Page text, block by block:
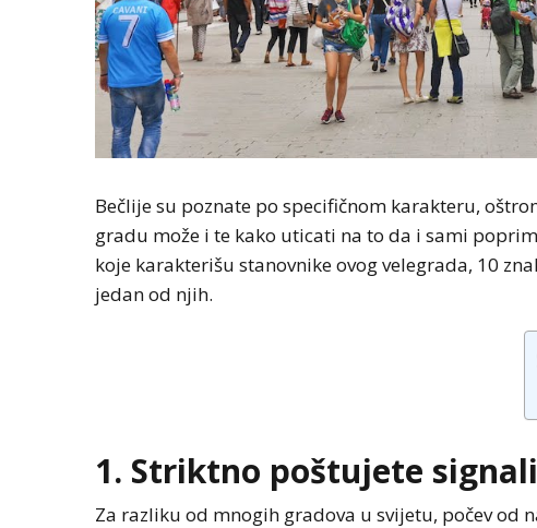
Bečlije su poznate po specifičnom karakteru,
gradu može i te kako uticati na to da i sami
koje karakterišu stanovnike ovog velegrada, 10
jedan od njih.
1. Striktno poštujete
Za razliku od mnogih gradova u svijetu, počev od